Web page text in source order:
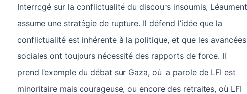
Interrogé sur la conflictualité du discours insoumis, Léaument
assume une stratégie de rupture. Il défend l’idée que la
conflictualité est inhérente à la politique, et que les avancées
sociales ont toujours nécessité des rapports de force. Il
prend l’exemple du débat sur Gaza, où la parole de LFI est
minoritaire mais courageuse, ou encore des retraites, où LFI